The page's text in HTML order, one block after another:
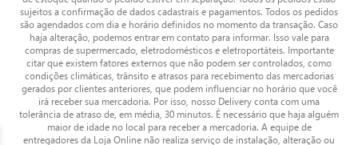
sujeitos a confirmação de dados cadastrais e pagamentos. Todos os pedidos
são agendados com dia e horário definidos no momento da transação. Caso
haja alteração, podemos entrar em contato para informar. Isso vale para
compras de supermercado, eletrodomésticos e eletroportáteis. Importante
citar que existem fatores externos que não podem ser controlados, como
condições climáticas, trânsito e atrasos para recebimento das mercadorias
gerados por clientes anteriores, que podem influenciar no horário que você
irá receber sua mercadoria. Por isso, nosso Delivery conta com uma
tolerância de atraso de, em média, 30 minutos. É necessário que haja alguém
maior de idade no local para receber a mercadoria. A equipe de
entregadores da Loja Online não realiza serviço de instalação, alteração ou